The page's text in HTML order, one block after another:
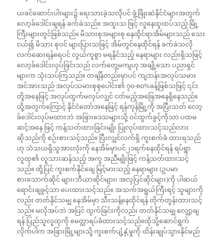
ယခင်ဆောင်းပါးများ၌ ရေးသားခဲ့သလိုပင် ဖွံ့ဖြိုးဆဲနိုင်ငံများအတွက်
လော့ခ်ဒေါင်းချရန် ခက်ခဲသည်။ အထူးသ ဖြင့် လူနေထူထပ်သည့် မြို့
ကြီးများတွင်ဖြစ်သည်။ မိသားစုအများစု နေထိုင်ရာအိမ်များသည် သေး
ငယ်၍ မိသား စုဝင် များပြားသဖြင့် အိမ်တွင်နေထိုင်ရန် ခက်ခဲသလို
လက်ဆေးရန်ရေပင် လွယ်ကူစွာ မရနိုင်သည့် နေရာများ လည်းရှိသဖြင့်
လော့ခ်ဒေါင်းလုပ်ခြင်းသည် လက်တွေ့မကျဟု အချို့သော ပညာရှင်
များက သုံးသပ်ကြသည်။ တချိန်တည်းမှာပင် ကျဘန်းအလုပ်သမား
အင်အားသည် အလုပ်သမားစုစုပေါင်း၏ ၇၀-၈၀%ခန့်ဖြစ်သဖြင့် ၎င်း
တို့အနေဖြင့် အလုပ်ထွက်မလုပ်လျှင် ငတ်မည့်အခြေအနေရှိနေသည်။
ထို့အတွက်ကြောင့် နိုင်ငံတော်အနေဖြင့် ရန်ကုန်မြို့ကို အပြီးသတ် လော့
ခ်ဒေါင်းလုပ်မထားဘဲ အခြားဒေသများသို့ ဝင်ထွက်ခွင့်ကိုသာ ပထမ
ဆင့်အနေ ဖြင့် ကန့်သတ်ထားခြင်းမျိုး ပြုလုပ်ထားသင့်သည်လား
ဆိုသည်ကို စဉ်းစားသင့်သည်။ ပြီးလျှင်လက်ရှိ ကူးစက်ခံ ထားရသည်
ဟု သံသယရှိသူအားလုံးကို နေအိမ်မှာပင်၂၁ရက်နေထိုင်ရန် ရပ်ရွာ
လူထု၏ လူသားဆန်သည့် အကူ အညီမျိုးဖြင့် ကန့်သတ်ထားသင့်
သည်။ ထို့ပြင် ကူးစက်နိုင်ချေ မြင့်မားသည့် နေရာများ (ဥပမာ
စားသောက်ဆိုင် များ၊ဘီယာဆိုင်များ၊ အလှပြင်ဆိုင်များ)ကို ပါဆယ်
ရောင်းချခွင့်သာ ပေးထားသင့်သည်။ အသက်အရွယ်ကြီးရင့် သူများကို
လည်း တတ်နိုင်သမျှ နေအိမ်မှာ သီးသန့်နေထိုင်ရန် တိုက်တွန်းထားသင့်
သည်။ မလိုအပ်ဘဲ အပြင် ထွက်ခြင်းကိုလည်း တတ်နိုင်သမျှ လျှော့ချ
ရန် ပြည်သူလူထုကို မေတ္တာရပ်ခံထားသင့်သည်။ထိုသို့ဆောင်ရွက်
လိုက်ပါက အခြားမြို့များသို့ ကူးစက်ပျံ့နှံ့မှုကို ထိန်းချုပ်သွားနိုင်မည်